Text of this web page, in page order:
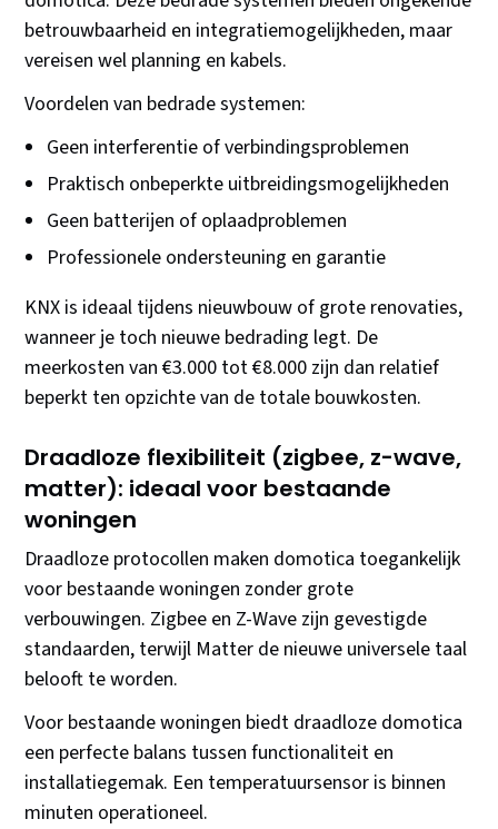
betrouwbaarheid en integratiemogelijkheden, maar
vereisen wel planning en kabels.
Voordelen van bedrade systemen:
Geen interferentie of verbindingsproblemen
Praktisch onbeperkte uitbreidingsmogelijkheden
Geen batterijen of oplaadproblemen
Professionele ondersteuning en garantie
KNX is ideaal tijdens nieuwbouw of grote renovaties,
wanneer je toch nieuwe bedrading legt. De
meerkosten van €3.000 tot €8.000 zijn dan relatief
beperkt ten opzichte van de totale bouwkosten.
Draadloze flexibiliteit (zigbee, z-wave,
matter): ideaal voor bestaande
woningen
Draadloze protocollen maken domotica toegankelijk
voor bestaande woningen zonder grote
verbouwingen. Zigbee en Z-Wave zijn gevestigde
standaarden, terwijl Matter de nieuwe universele taal
belooft te worden.
Voor bestaande woningen biedt draadloze domotica
een perfecte balans tussen functionaliteit en
installatiegemak. Een temperatuursensor is binnen
minuten operationeel.